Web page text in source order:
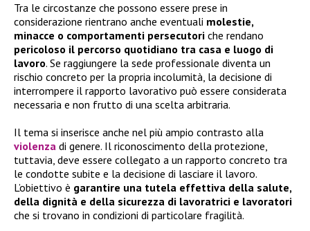
Tra le circostanze che possono essere prese in
considerazione rientrano anche eventuali molestie,
minacce o comportamenti persecutori che rendano
pericoloso il percorso quotidiano tra casa e luogo di
lavoro. Se raggiungere la sede professionale diventa un
rischio concreto per la propria incolumità, la decisione di
interrompere il rapporto lavorativo può essere considerata
necessaria e non frutto di una scelta arbitraria.
Il tema si inserisce anche nel più ampio contrasto alla
violenza di genere. Il riconoscimento della protezione,
tuttavia, deve essere collegato a un rapporto concreto tra
le condotte subite e la decisione di lasciare il lavoro.
L’obiettivo è garantire una tutela effettiva della salute,
della dignità e della sicurezza di lavoratrici e lavoratori
che si trovano in condizioni di particolare fragilità.